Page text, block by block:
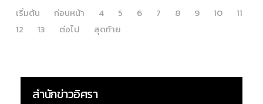
เริ่มต้น ก่อนหน้า 4 5 6 7 8 9 10
11
12
13 ต่อไป สุดท้าย
สำนักข่าวอิศรา